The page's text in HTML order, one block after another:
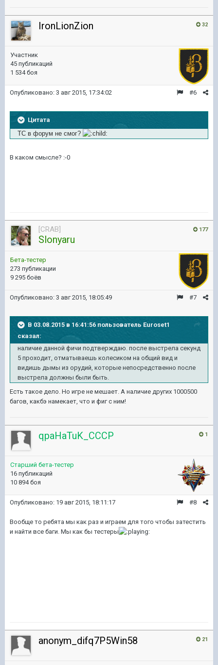
32
IronLionZion
Участник
45 публикаций
1 534 боя
#6
Опубликовано: 3 авг 2015, 17:34:02
Цитата
ТС в форум не смог?
В каком смысле? :-0
177
[CRAB]
Slonyaru
Бета-тестер
273 публикации
9 295 боёв
#7
Опубликовано: 3 авг 2015, 18:05:49
В 03.08.2015 в 16:41:56 пользователь Euroset1
сказал:
наличие данной фичи подтверждаю. после выстрела секунд
5 проходит, отматываешь колесиком на общий вид и
видишь дымы из орудий, которые непосредственно после
выстрела должны были быть.
Есть такое дело. Но игре не мешает. А наличие других 1000500
багов, какбэ намекает, что и фиг с ним!
1
qpaHaTuK_CCCP
Старший бета-тестер
16 публикаций
10 894 боя
#8
Опубликовано: 19 авг 2015, 18:11:17
Вообще то ребята мы как раз и играем для того чтобы затестить
и найти все баги. Мы как бы тестеры
21
anonym_difq7P5Win58